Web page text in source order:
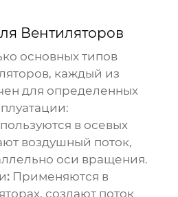
Вентиляторов
основных типов
, каждый из
для определенных
в осевых
воздушный поток,
оси вращения.
: Применяются в
создают поток